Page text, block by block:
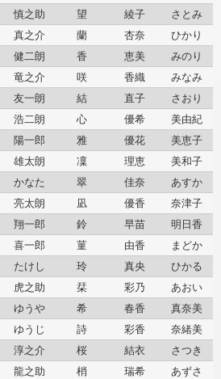
慎之助 望 綾子
さとみ
真之介 蘭 杏奈
ひかり
健二朗 香 恵美
みのり
竜之介 咲 香織
みなみ
友一朗 結 直子
さおり
浩二朗 心 優希
美由紀
陽一郎 雅 優花
美恵子
雄太朗 凜 理恵
美和子
かなた 翠 佳奈
あすか
亮太朗 凪 優香
奈津子
翔一郎 鈴 早苗
明日香
喜一郎 菫 由香
まどか
たけし 玲 真央
ひかる
虎之助 栞 彩乃
あおい
ゆうや 希 春香
真奈美
ゆうじ 詩 彩香
奈緒美
淳之介 桜 結衣
さつき
龍之助 梢 瑞希
あずさ